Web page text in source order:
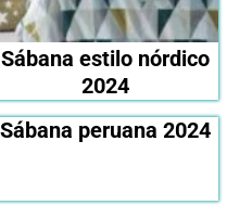
Sábana estilo nórdico
2024
Sábana peruana 2024